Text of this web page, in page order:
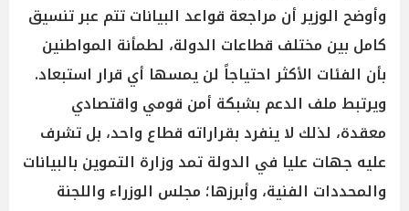
وأوضح الوزير أن مراجعة قواعد البيانات تتم عبر تنسيق
كامل بين مختلف قطاعات الدولة، لطمأنة المواطنين
بأن الفئات الأكثر احتياجاً لن يمسها أي قرار استبعاد.
ويرتبط ملف الدعم بشبكة أمن قومي واقتصادي
معقدة، لذلك لا ينفرد بقراراته قطاع واحد، بل تشرف
عليه جهات عليا في الدولة تمد وزارة التموين بالبيانات
والمحددات الفنية، وأبرزها؛ مجلس الوزراء واللجنة